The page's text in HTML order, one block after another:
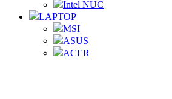
Intel NUC
LAPTOP
MSI
ASUS
ACER